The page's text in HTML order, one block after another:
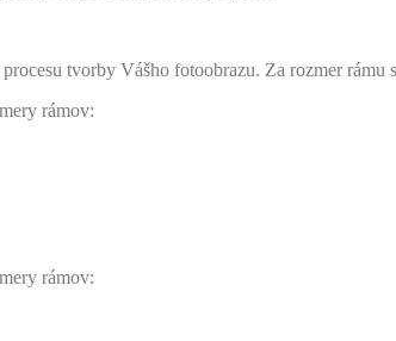
tvorby Vášho fotoobrazu. Za rozmer
rámov:
rámov: